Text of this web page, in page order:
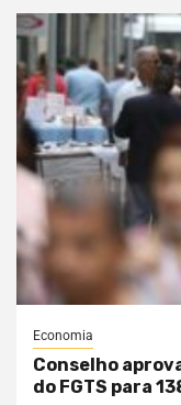
Economia
Conselho
do FGTS para